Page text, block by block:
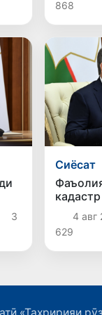
Остона
868
3
Сиёсат
карда
4 авг
629